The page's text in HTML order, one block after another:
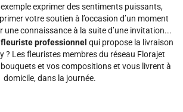
exprimer des sentiments puissants,
votre soutien à l’occasion d’un moment
une connaissance à la suite d’une invitation...
professionnel qui propose la livraison
? Les fleuristes membres du réseau Florajet
et vos compositions et vous livrent à
domicile, dans la journée.